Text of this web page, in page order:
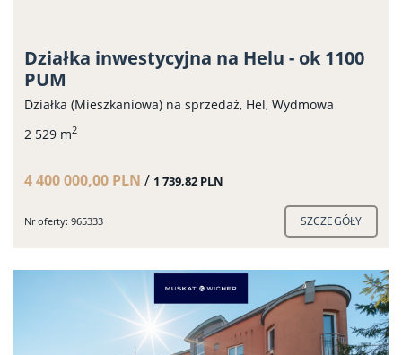
Działka inwestycyjna na Helu - ok 1100
PUM
Działka (Mieszkaniowa) na sprzedaż, Hel, Wydmowa
2 529 m2
4 400 000,00 PLN / 1 739,82 PLN
Nr oferty: 965333 SZCZEGÓŁY